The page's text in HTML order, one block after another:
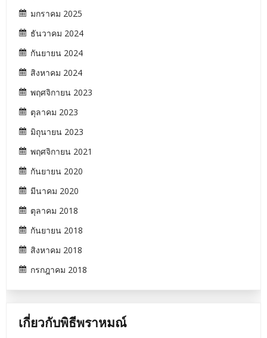
มกราคม 2025
ธันวาคม 2024
กันยายน 2024
สิงหาคม 2024
พฤศจิกายน 2023
ตุลาคม 2023
มิถุนายน 2023
พฤศจิกายน 2021
กันยายน 2020
มีนาคม 2020
ตุลาคม 2018
กันยายน 2018
สิงหาคม 2018
กรกฎาคม 2018
เกี่ยวกับพิธีพราหมณ์